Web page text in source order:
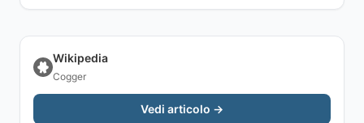
Wikipedia
Cogger
Vedi articolo →